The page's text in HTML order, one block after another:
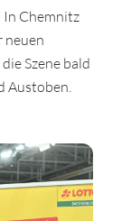
In Chemnitz
neuen
Szene bald
Austoben.